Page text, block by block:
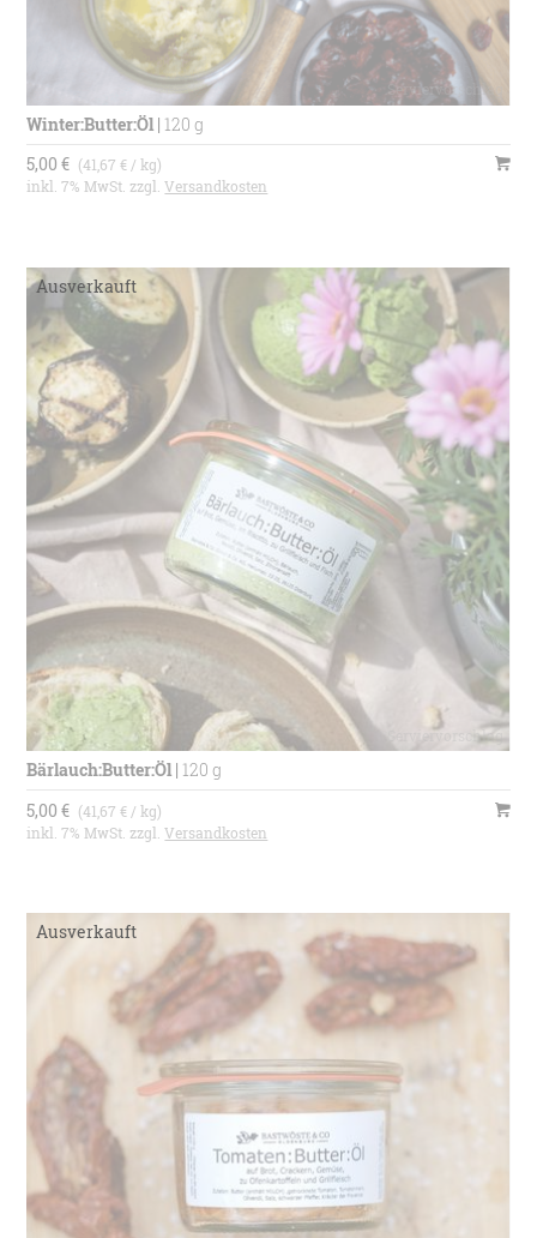
Winter:Butter:Öl| 120 g
5,00 € (41,67 € / kg)
inkl. 7% MwSt. zzgl.Versandkosten
Bärlauch:Butter:Öl| 120 g
5,00 € (41,67 € / kg)
inkl. 7% MwSt. zzgl.Versandkosten